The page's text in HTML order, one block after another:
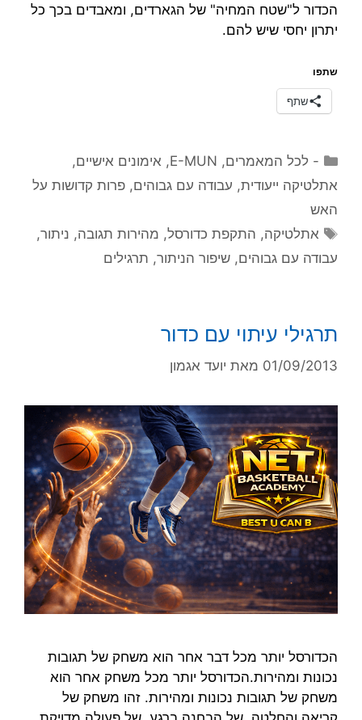
הכדור ל"שטח המחיה" של הגארדים, ומאבדים בכך כל
יתרון יחסי שיש להם.
שתפו
שתף
קטגוריות
- לכל המאמרים,
E-MUN
, אימונים אישיים,
אתלטיקה ייעודית, עבודה עם גבוהים, פרות קדושות על
האש
תגיות
אתלטיקה, התקפת כדורסל, מהירות תגובה, ניתור,
עבודה עם גבוהים, שיפור הניתור, תרגילים
תרגילי עיתוי עם כדור
01/09/2013 מאת יועד אגמון
הכדורסל יותר מכל דבר אחר הוא משחק של תגובות
נכונות ומהירות.הכדורסל יותר מכל משחק אחר הוא
משחק של תגובות נכונות ומהירות. זהו משחק של